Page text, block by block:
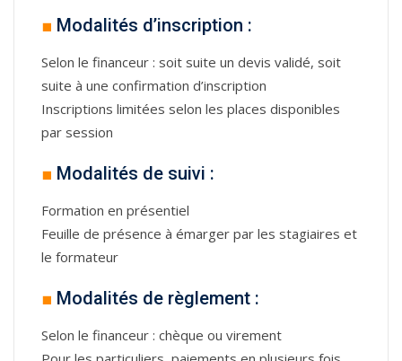
■ Modalités d’inscription :
Selon le financeur : soit suite un devis validé, soit
suite à une confirmation d’inscription
Inscriptions limitées selon les places disponibles
par session
■ Modalités de suivi :
Formation en présentiel
Feuille de présence à émarger par les stagiaires et
le formateur
■ Modalités de règlement :
Selon le financeur : chèque ou virement